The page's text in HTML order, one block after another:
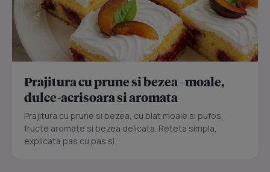
Prajitura cu prune si bezea - moale,
dulce-acrisoara si aromata
Prajitura cu prune si bezea, cu blat moale si pufos,
fructe aromate si bezea delicata. Reteta simpla,
explicata pas cu pas si...